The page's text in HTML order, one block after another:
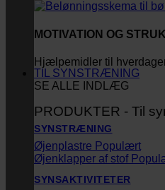
MOTIVATION OG
Hjælpemidler til
SE ALLE INDLÆG
TIL SYNSTRÆNING
PRODUKTER - Til
SYNSTRÆNING
Øjenplastre
Øjenklapper af stof
SYNSAKTIVITETER